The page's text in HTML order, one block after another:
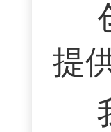
提